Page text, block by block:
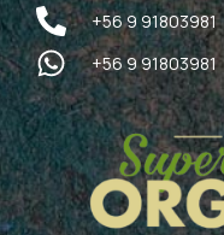
+56 9 91803981
+56 9 91803981